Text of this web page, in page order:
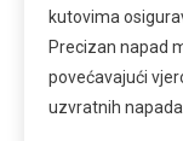
kutovima
Precizan napad
povećavajući
uzvratnih